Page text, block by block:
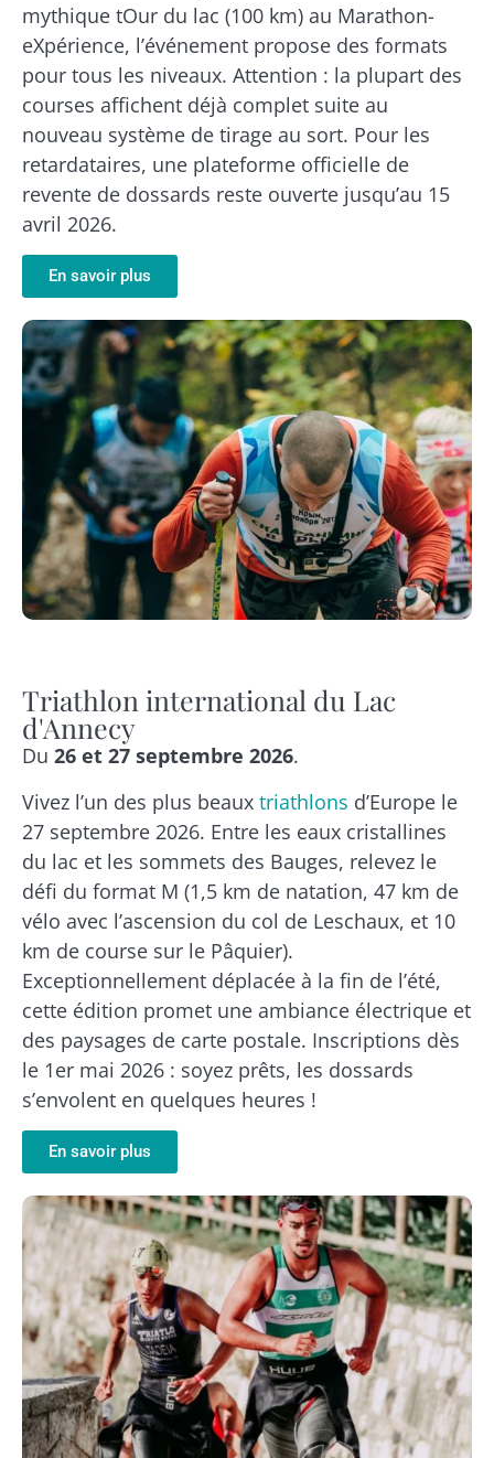
mythique tOur du lac (100 km) au Marathon-
eXpérience, l’événement propose des formats
pour tous les niveaux. Attention : la plupart des
courses affichent déjà complet suite au
nouveau système de tirage au sort. Pour les
retardataires, une plateforme officielle de
revente de dossards reste ouverte jusqu’au 15
avril 2026.
En savoir plus
Triathlon international du Lac
d'Annecy
Du 26 et 27 septembre 2026.
Vivez l’un des plus beaux triathlons d’Europe le
27 septembre 2026. Entre les eaux cristallines
du lac et les sommets des Bauges, relevez le
défi du format M (1,5 km de natation, 47 km de
vélo avec l’ascension du col de Leschaux, et 10
km de course sur le Pâquier).
Exceptionnellement déplacée à la fin de l’été,
cette édition promet une ambiance électrique et
des paysages de carte postale. Inscriptions dès
le 1er mai 2026 : soyez prêts, les dossards
s’envolent en quelques heures !
En savoir plus